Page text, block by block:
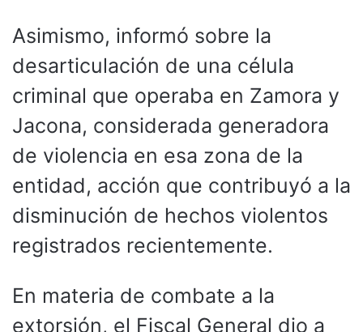
Asimismo, informó sobre la
desarticulación de una célula
criminal que operaba en Zamora y
Jacona, considerada generadora
de violencia en esa zona de la
entidad, acción que contribuyó a la
disminución de hechos violentos
registrados recientemente.
En materia de combate a la
extorsión, el Fiscal General dio a